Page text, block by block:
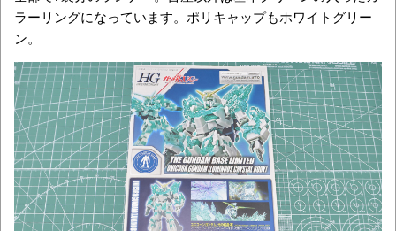
ラーリングになっています。ポリキャップもホワイトグリー
ン。